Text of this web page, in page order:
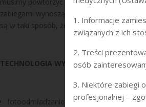
zabiegami wynoszą 5-8 tygodni i zależą
są w taki sposób, że ich energia jest
TECHNOLOGIA WYKORZYSTANA W
fotoodmładzanie
1. Informacje
związanych z ich
2. Treści
osób
3. Niektóre zabiegi
profesjonalnej –